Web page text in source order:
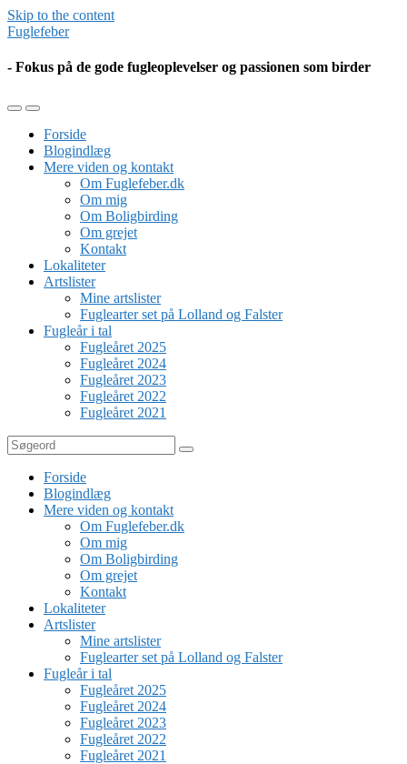
Skip to the content
Fuglefeber
- Fokus på de gode fugleoplevelser og passionen som birder
Toggle
mobile
menu
Toggle
the
search
field
Forside
Blogindlæg
Mere viden og kontakt
Om Fuglefeber.dk
Om mig
Om Boligbirding
Om grejet
Kontakt
Lokaliteter
Artslister
Mine artslister
Fuglearter set på Lolland og Falster
Fugleår i tal
Fugleåret 2025
Fugleåret 2024
Fugleåret 2023
Fugleåret 2022
Fugleåret 2021
Søg
Forside
Blogindlæg
Mere viden og kontakt
Om Fuglefeber.dk
Om mig
Om Boligbirding
Om grejet
Kontakt
Lokaliteter
Artslister
Mine artslister
Fuglearter set på Lolland og Falster
Fugleår i tal
Fugleåret 2025
Fugleåret 2024
Fugleåret 2023
Fugleåret 2022
Fugleåret 2021